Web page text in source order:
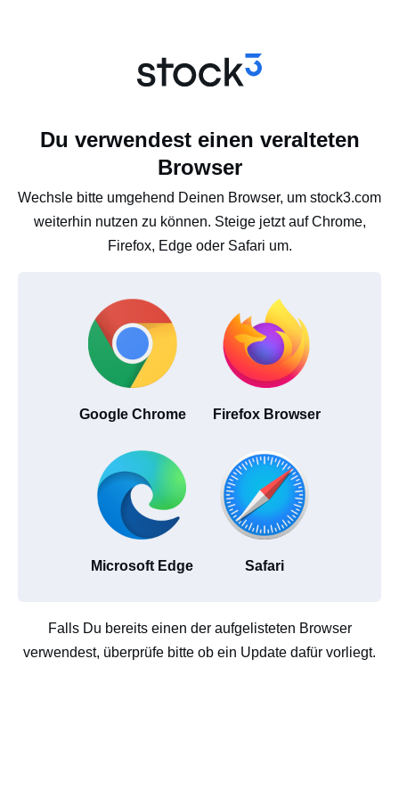
Du verwendest einen veralteten
Browser
Wechsle bitte umgehend Deinen Browser, um stock3.com
weiterhin nutzen zu können. Steige jetzt auf Chrome,
Firefox, Edge oder Safari um.
Google Chrome Firefox Browser
Microsoft Edge Safari
Falls Du bereits einen der aufgelisteten Browser
verwendest, überprüfe bitte ob ein Update dafür vorliegt.